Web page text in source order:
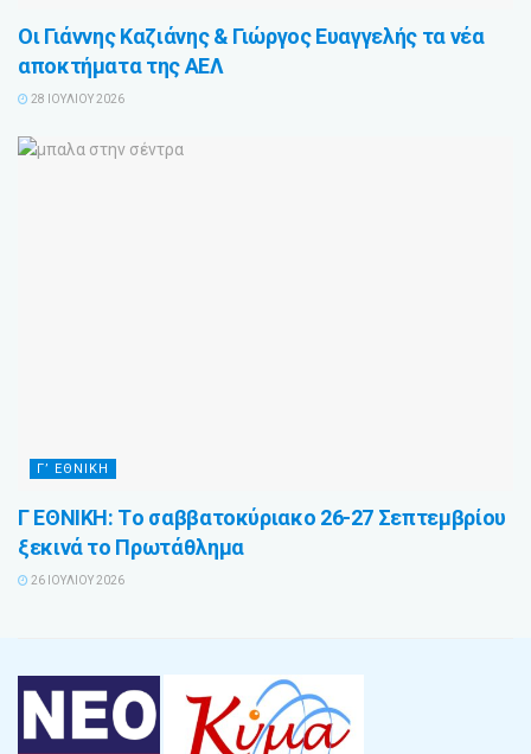
Οι Γιάννης Καζιάνης & Γιώργος Ευαγγελής τα νέα
αποκτήματα της ΑΕΛ
28 ΙΟΥΛΊΟΥ 2026
Γ’ ΕΘΝΙΚΗ
Γ ΕΘΝΙΚΗ: Tο σαββατοκύριακο 26-27 Σεπτεμβρίου
ξεκινά το Πρωτάθλημα
26 ΙΟΥΛΊΟΥ 2026